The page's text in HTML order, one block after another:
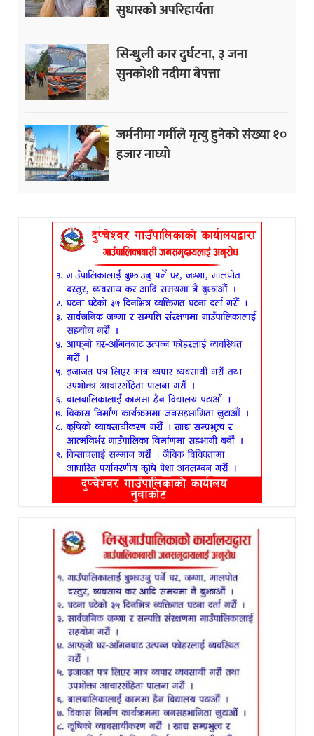
सुधारको अपरिहार्यता
सिन्धुली कार दुर्घटना, ३ जना
सुनकोशी नदीमा बेपत्ता
जर्मनीमा गर्मीले मृत्यु हुनेको संख्या १०
हजार नाघ्यो